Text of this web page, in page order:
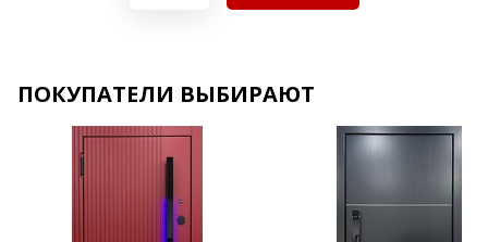
Хочу такую
ПОКУПАТЕЛИ ВЫБИРАЮТ